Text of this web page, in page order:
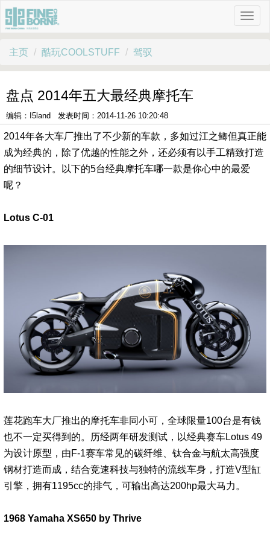
主页 酷玩COOLSTUFF 驾驭
盘点 2014年五大最经典摩托车
编辑：I5land 发表时间：2014-11-26 10:20:48
2014年各大车厂推出了不少新的车款，多如过江之鲫但真正能
成为经典的，除了优越的性能之外，还必须有以手工精致打造
的细节设计。以下的5台经典摩托车哪一款是你心中的最爱
呢？
Lotus C-01
莲花跑车大厂推出的摩托车非同小可，全球限量100台是有钱
也不一定买得到的。历经两年研发测试，以经典赛车Lotus 49
为设计原型，由F-1赛车常见的碳纤维、钛合金与航太高强度
钢材打造而成，结合竞速科技与独特的流线车身，打造V型缸
引擎，拥有1195cc的排气，可输出高达200hp最大马力。
1968 Yamaha XS650 by Thrive